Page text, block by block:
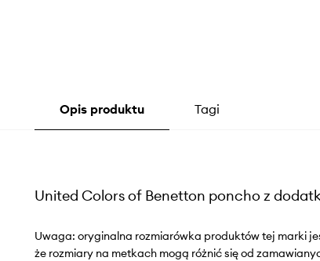
Opis produktu Tagi
United Colors of Benetton poncho z
Uwaga: oryginalna rozmiarówka produktów tej marki
że rozmiary na metkach mogą różnić się od